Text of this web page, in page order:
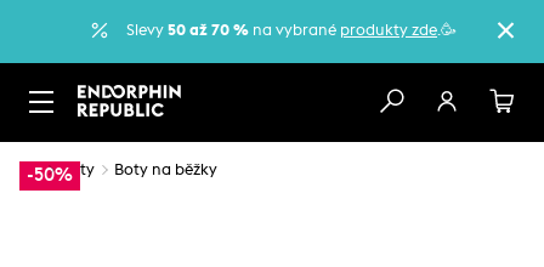
Slevy 50 až 70 % na vybrané produkty zde.🥳
-50%
… Boty Boty na běžky